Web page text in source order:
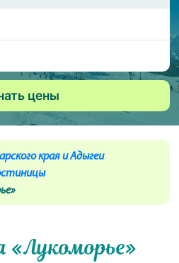
края и Адыгеи
«Лукоморье»